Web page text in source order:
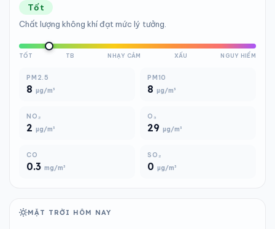
Tốt
Chất lượng không khí đạt mức lý tưởng.
TỐT TB NHẠY CẢM XẤU NGUY HIỂM
PM2.5
8 µg/m³
PM10
8 µg/m³
NO₂
2 µg/m³
O₃
29 µg/m³
CO
0.3 mg/m³
SO₂
0 µg/m³
MẶT TRỜI HÔM NAY